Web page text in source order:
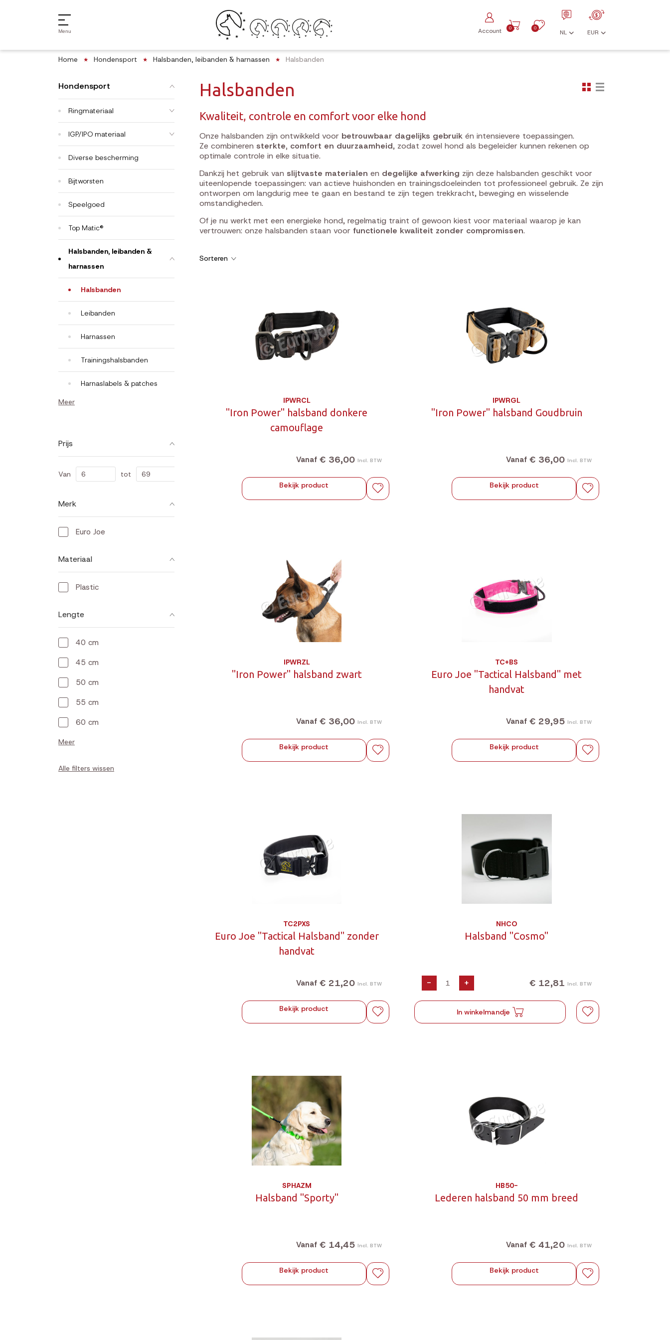
Menu Account 0 0
NL EUR
Home Hondensport Halsbanden, leibanden & harnassen Halsbanden
Hondensport
Ringmateriaal
IGP/IPO materiaal
Diverse bescherming
Bijtworsten
Speelgoed
Top Matic®
Halsbanden, leibanden &
harnassen
Halsbanden
Leibanden
Harnassen
Trainingshalsbanden
Harnaslabels & patches
Meer
Prijs
Van tot
Merk
Euro Joe
Materiaal
Plastic
Lengte
40 cm
45 cm
50 cm
55 cm
60 cm
Meer
Alle filters wissen
Halsbanden
Kwaliteit, controle en comfort voor elke hond
Onze halsbanden zijn ontwikkeld voor betrouwbaar dagelijks gebruikén intensievere toepassingen.
Ze combineren sterkte, comfort en duurzaamheid, zodat zowel hond als begeleider kunnen rekenen op
optimale controle in elke situatie.
Dankzij het gebruik van slijtvaste materialen en degelijke afwerking zijn deze halsbanden geschikt voor
uiteenlopende toepassingen: van actieve huishonden en trainingsdoeleinden tot professioneel gebruik. Ze zijn
ontworpen om langdurig mee te gaan en bestand te zijn tegen trekkracht, beweging en wisselende
omstandigheden.
Of je nu werkt met een energieke hond, regelmatig traint of gewoon kiest voor materiaal waarop je kan
vertrouwen: onze halsbanden staan voor functionele kwaliteit zonder compromissen.
Sorteren
IPWRCL
"Iron Power" halsband donkere
camouflage
Vanaf € 36,00 Incl. BTW
Bekijk product
IPWRGL
"Iron Power" halsband Goudbruin
Vanaf € 36,00 Incl. BTW
Bekijk product
IPWRZL
"Iron Power" halsband zwart
Vanaf € 36,00 Incl. BTW
Bekijk product
TC+BS
Euro Joe "Tactical Halsband" met
handvat
Vanaf € 29,95 Incl. BTW
Bekijk product
TC2PXS
Euro Joe "Tactical Halsband" zonder
handvat
Vanaf € 21,20 Incl. BTW
Bekijk product
NHCO
Halsband "Cosmo"
- + € 12,81 Incl. BTW
In winkelmandje
SPHAZM
Halsband "Sporty"
Vanaf € 14,45 Incl. BTW
Bekijk product
HB50-
Lederen halsband 50 mm breed
Vanaf € 41,20 Incl. BTW
Bekijk product